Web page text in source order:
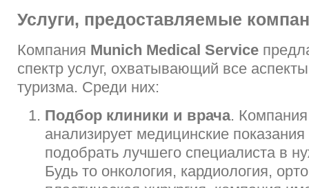
Услуги, предоставляемые
Компания Munich Medical Service
спектр услуг, охватывающий все
туризма. Среди них:
Подбор клиники и врача.
анализирует медицинские
подобрать лучшего специалиста в
Будь то онкология, кардиология,